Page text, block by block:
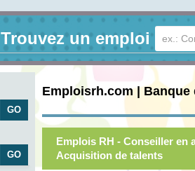
Trouvez un emploi
Emploisrh.com | Banque
Emplois RH - Conseiller en
Acquisition de talents